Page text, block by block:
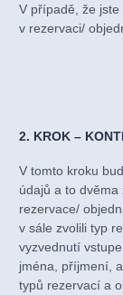
V případě, že
v rezervaci/
2. KROK –
V tomto kroku
údajů a to dvěma
rezervace/
v sále zvolili typ
vyzvednutí
jména, příjmení,
typů rezervací a